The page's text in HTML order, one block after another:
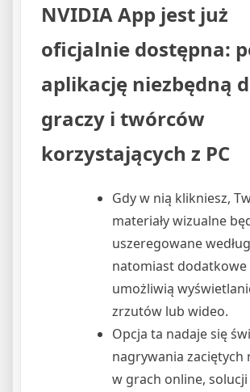
NVIDIA App jest już
oficjalnie dostępna:
aplikację niezbędną
graczy i twórców
korzystających z PC
Gdy w nią klikniesz,
materiały wizualne
uszeregowane
natomiast dodatkowe
umożliwią
zrzutów lub wideo.
Opcja ta nadaje się
nagrywania zaciętych
w grach online, solucji